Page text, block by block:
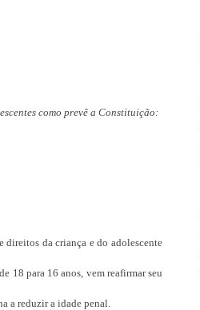
como prevê a Constituição:
direitos da criança e do adolescente
18 para 16 anos, vem reafirmar seu
a reduzir a idade penal.